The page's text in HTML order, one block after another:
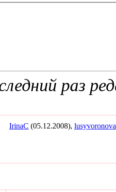
раз
IrinaC (05.12.2008), lusyvoronova